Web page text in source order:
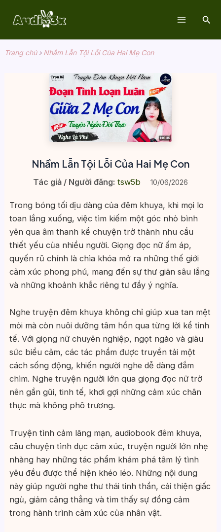
Tìm
Trang chủ› Nhầm Lẫn Tội Lỗi Của Hai Mẹ Con
Nhầm Lẫn Tội Lỗi Của Hai Mẹ Con
Tác giả / Người đăng: tsw5b 10/06/2026
Trong bóng tối dịu dàng của đêm khuya, khi mọi lo
toan lắng xuống, việc tìm kiếm một góc nhỏ bình
yên qua âm thanh kể chuyện trở thành nhu cầu
thiết yếu của nhiều người. Giọng đọc nữ ấm áp,
quyến rũ chính là chìa khóa mở ra những thế giới
cảm xúc phong phú, mang đến sự thư giãn sâu lắng
và những khoảnh khắc riêng tư đầy ý nghĩa.
Nghe truyện đêm khuya không chỉ giúp xua tan mệt
mỏi mà còn nuôi dưỡng tâm hồn qua từng lời kể tinh
tế. Với giọng nữ chuyên nghiệp, ngọt ngào và giàu
sức biểu cảm, các tác phẩm được truyền tải một
cách sống động, khiến người nghe dễ dàng đắm
chìm. Nghe truyện người lớn qua giọng đọc nữ trở
nên gần gũi, tinh tế, khơi gợi những cảm xúc chân
thực mà không phô trương.
Truyện tình cảm lãng mạn, audiobook đêm khuya,
câu chuyện tình dục cảm xúc, truyện người lớn nhẹ
nhàng hay những tác phẩm khám phá tâm lý tình
yêu đều được thể hiện khéo léo. Những nội dung
này giúp người nghe thư thái tinh thần, cải thiện giấc
ngủ, giảm căng thẳng và tìm thấy sự đồng cảm
trong hành trình cảm xúc của nhân vật.